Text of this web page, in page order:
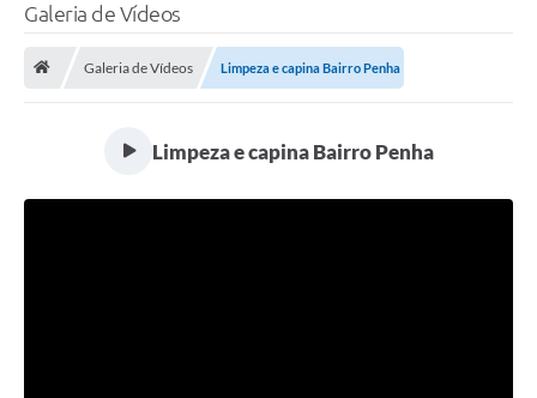
Galeria de Vídeos
Galeria de Vídeos Limpeza e capina Bairro Penha
Limpeza e capina Bairro Penha